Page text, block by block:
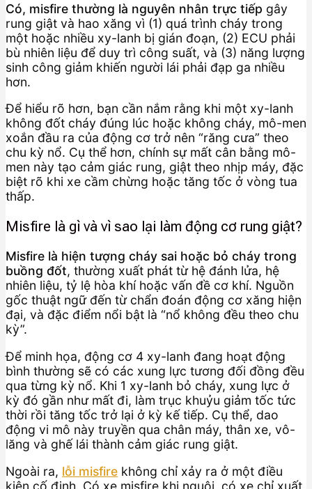
Có, misfire thường là nguyên nhân trực tiếp gây
rung giật và hao xăng vì (1) quá trình cháy trong
một hoặc nhiều xy-lanh bị gián đoạn, (2) ECU phải
bù nhiên liệu để duy trì công suất, và (3) năng lượng
sinh công giảm khiến người lái phải đạp ga nhiều
hơn.
Để hiểu rõ hơn, bạn cần nắm rằng khi một xy-lanh
không đốt cháy đúng lúc hoặc không cháy, mô-men
xoắn đầu ra của động cơ trở nên “răng cưa” theo
chu kỳ nổ. Cụ thể hơn, chính sự mất cân bằng mô-
men này tạo cảm giác rung, giật theo nhịp máy, đặc
biệt rõ khi xe cầm chừng hoặc tăng tốc ở vòng tua
thấp.
Misfire là gì và vì sao lại làm động cơ rung giật?
Misfire là hiện tượng cháy sai hoặc bỏ cháy trong
buồng đốt, thường xuất phát từ hệ đánh lửa, hệ
nhiên liệu, tỷ lệ hòa khí hoặc vấn đề cơ khí. Nguồn
gốc thuật ngữ đến từ chẩn đoán động cơ xăng hiện
đại, và đặc điểm nổi bật là “nổ không đều theo chu
kỳ”.
Để minh họa, động cơ 4 xy-lanh đang hoạt động
bình thường sẽ có các xung lực tương đối đồng đều
qua từng kỳ nổ. Khi 1 xy-lanh bỏ cháy, xung lực ở
kỳ đó gần như mất đi, làm trục khuỷu giảm tốc tức
thời rồi tăng tốc trở lại ở kỳ kế tiếp. Cụ thể, dao
động vi mô này truyền qua chân máy, thân xe, vô-
lăng và ghế lái thành cảm giác rung giật.
Ngoài ra, lỗi misfire không chỉ xảy ra ở một điều
kiện cố định. Có xe misfire khi nguội, có xe chỉ xuất